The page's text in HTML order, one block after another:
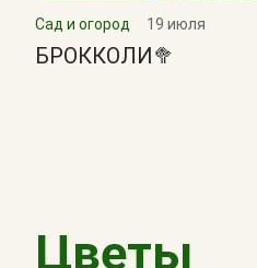
Сад и огород 19 июля
БРОККОЛИ🥦
Цветы